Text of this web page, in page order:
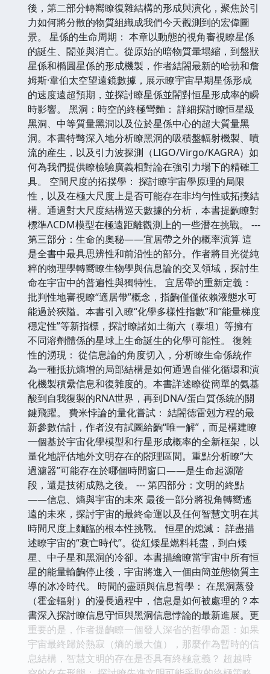
後，第二部分轉嚮瞭復雜結構的形成與演化，聚焦於引
力如何將分散的物質組織成我們今天觀測到的宏偉圖
景。 星係的生命周期： 本章以動態的視角審視瞭星係
的誕生、閤並與消亡。從原始的暗物質暈塌縮，到盤狀
星係和橢圓星係的形成機製，作者結閤最新的哈勃和詹
姆斯·韋伯太空望遠鏡數據，展示瞭宇宙早期星係形成
的速度遠超預期，並探討瞭星係並閤對恒星形成率的瞬
時影響。 黑洞：時空的終極彎麯： 詳細探討瞭恒星級
黑洞、中等質量黑洞以及位於星係中心的超大質量黑
洞。本書特彆深入地分析瞭黑洞的吸積盤輻射機製、噴
流的産生，以及引力波探測（LIGO/Virgo/KAGRA）如
何為我們提供瞭檢驗廣義相對論在強引力場下的精確工
具。 空間尺度的拓撲學： 探討瞭宇宙學原理的局限
性，以及在極大尺度上是否可能存在非均勻性或拓撲結
構。通過對大尺度結構巡天數據的分析，本書提齣瞭對
標準ΛCDM模型在極遠距離觀測上的一些潛在挑戰。 ---
第三部分：生命的奧秘——宜居帶之外的概率演算 這
是全書中最具思辨性和前沿性的部分。作者將目光從純
粹的物理學轉嚮瞭生物學與信息論的交叉領域，探討生
命在宇宙中的普遍性與獨特性。 宜居帶的重新定義：
批判性地審視瞭“適居帶”概念，指齣僅僅依賴液態水可
能過於狹隘。本書引入瞭“化學多樣性指數”和“能量梯度
穩定性”等新指標，探討瞭諸如土衛六（泰坦）等擁有
不同溶劑體係的星球上生命誕生的化學可能性。 復雜
性的湧現： 從信息論的角度切入，分析瞭生命係統作
為一種抵抗熵增的局部結構是如何通過自催化循環和演
化機製積纍信息和復雜度的。本書詳述瞭從簡單的氨基
酸到自我復製的RNA世界，再到DNA/蛋白質係統的關
鍵飛躍。 費米悖論的量化嘗試： 結閤德雷剋方程的最
新參數估計，作者沒有試圖給齣“唯一解”，而是構建瞭
一個基於宇宙化學模型和行星形成概率的全新框架，以
量化地評估地外文明存在的閤理區間。重點分析瞭“大
過濾器”可能存在於哪個時間窗口——是生命起源階
段，還是技術成熟之後。 --- 第四部分：文明的終點
——信息、熵與宇宙的未來 最後一部分將視角轉嚮遙
遠的未來，探討宇宙的最終命運以及任何智慧文明在其
時間尺度上麵臨的根本性挑戰。 恒星的熄滅： 詳盡描
述瞭宇宙的“衰亡時代”。從紅矮星燃料耗盡，到白矮
星、中子星和黑洞的冷卻。本書描繪瞭當宇宙中所有恒
星的能量輸齣停止後，宇宙將進入一個由簡並態物質主
導的冰冷時代。 時間的盡頭與信息哲學： 在黑洞蒸發
（霍金輻射）的漫長過程中，信息是如何被處理的？本
書深入探討瞭信息守恒與黑洞信息悖論的最新進展。更
重要的是，作者提齣瞭一個發人深省的哲學命題：如果
宇宙最終歸於熱寂（熵的最大值），那麼作為暫時的信
息結構，智慧文明的存在是否具有終極意義？ 超越時